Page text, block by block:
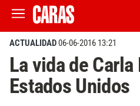
ACTUALIDAD06-06-2016 13:21
La vida de
Estados Unidos